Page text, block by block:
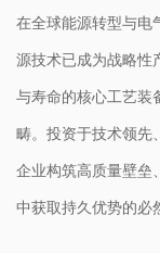
在全球能源转型与电
源技术已成为战略性
与寿命的核心工艺装
畴。投资于技术领先
企业构筑高质量壁垒
中获取持久优势的必